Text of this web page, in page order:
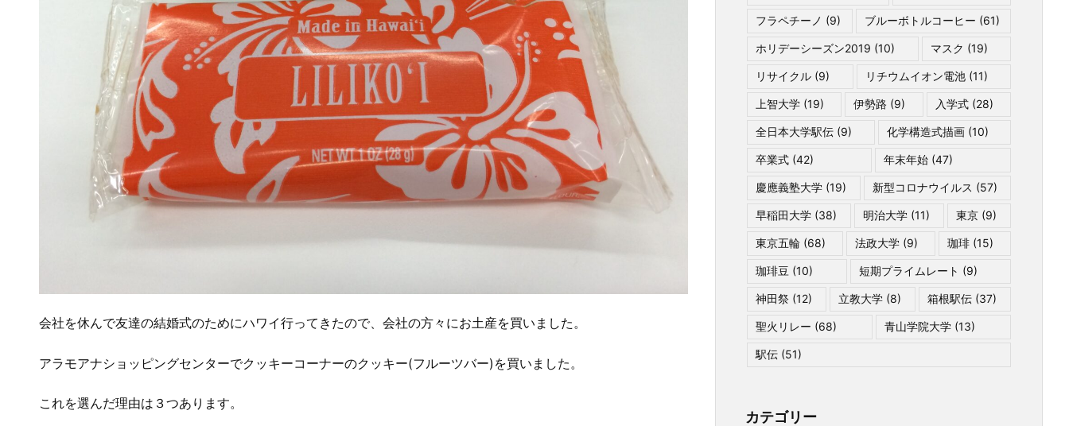
会社を休んで友達の結婚式のためにハワイ行ってきたので、会社の方々にお土産を買いました。
アラモアナショッピングセンターでクッキーコーナーのクッキー(フルーツバー)を買いました。
これを選んだ理由は３つあります。
フラペチーノ (9) ブルーボトルコーヒー (61)
ホリデーシーズン2019 (10) マスク (19)
リサイクル (9) リチウムイオン電池(11)
上智大学 (19) 伊勢路 (9) 入学式(28)
全日本大学駅伝 (9) 化学構造式描画(10)
卒業式 (42) 年末年始 (47)
慶應義塾大学 (19) 新型コロナウイルス (57)
早稲田大学 (38) 明治大学 (11) 東京 (9)
東京五輪 (68) 法政大学 (9) 珈琲 (15)
珈琲豆 (10) 短期プライムレート (9)
神田祭 (12) 立教大学 (8) 箱根駅伝 (37)
聖火リレー (68) 青山学院大学 (13)
駅伝 (51)
カテゴリー